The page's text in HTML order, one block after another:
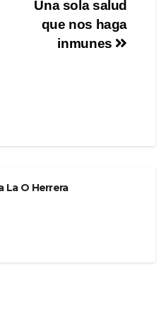
Una sola salud
que nos haga
inmunes
La O Herrera